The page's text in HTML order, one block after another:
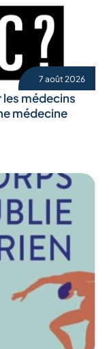
7 août 2026
les médecins
médecine